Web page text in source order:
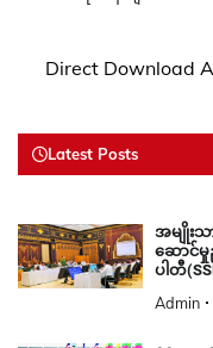
Direct Download
Latest Posts
အမျိုးသ
ဆောင်မှု
ပါတီ
Admin